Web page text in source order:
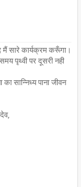
मैं सारे कार्यक्रम करूँगा।
पृथ्वी पर दूसरी नही
सान्निध्य पाना जीवन